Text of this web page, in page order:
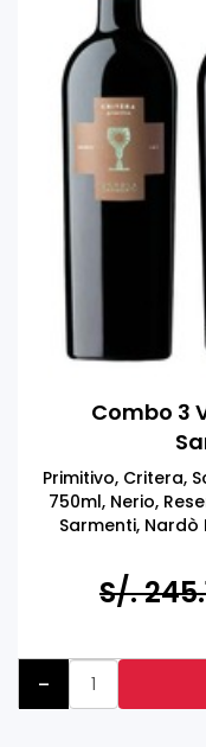
Combo 3
Primitivo, Critera,
750ml, Nerio,
Sarmenti,
S/.
-